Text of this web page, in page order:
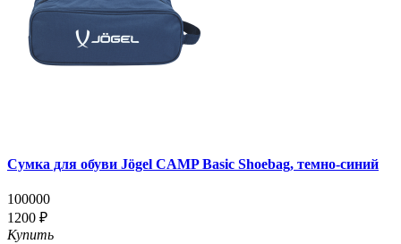
Сумка для обуви Jögel CAMP Basic Shoebag, темно-синий
100000
1200 ₽
Купить